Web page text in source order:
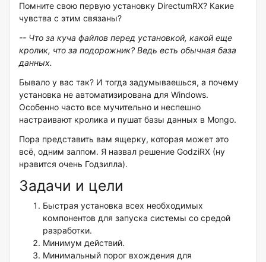
Помните свою первую установку DirectumRX? Какие
чувства с этим связаны?
-- Что за куча файлов перед установкой, какой еще
кролик, что за подорожник? Ведь есть обычная база
данных.
Бывало у вас так? И тогда задумываешься, а почему
установка не автоматизирована для Windows.
Особенно часто все мучительно и неспешно
настраивают кролика и пушат базы данных в Mongo.
Пора представить вам ящерку, которая может это
всё, одним залпом. Я назвал решение GodziRX (ну
нравится очень Годзилла).
Задачи и цели
Быстрая установка всех необходимых
компонентов для запуска системы со средой
разработки.
Минимум действий.
Минимальный порог вхождения для